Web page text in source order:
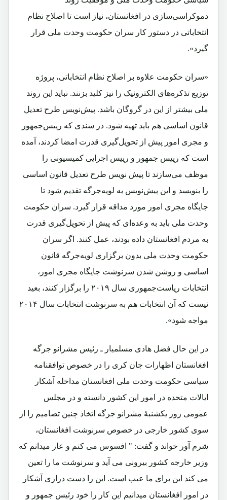
دموکراسی‌سازی در افغانستان، نیاز است تا اصلاح نظام
انتخاباتی در دستور کار سران حکومت وحدت ملی قرار
گیرد».
«سران حکومت علاوه بر اصلاح نظام انتخاباتی، پروژه
توزیع تذکره‌های الکترونیک را نیز کلید بزنند. نباید این روند
ملی بیشتر از این در گروگان باشد. پیش‌نویس طرح تعدیل
قانون اساسی هم باید تهیه شود. در سندی که رییس‌جمهور
و مجری امور پیش از تحویل‌گیری قدرت امضا کردند، آمده
است که رییس ‌‌جمهور و رییس اجرایی کمیسیونی را
موظف می‌سازند تا پیش ‌نویس طرح تعدیل قانون اساسی
را بنویسد و این پیش‌نویس به لویه‌جرگه تقدیم شود تا
جایگاه مجری امور مورد مداقه قرار گیرد. سران حکومت
وحدت ملی باید به وعده‌ای که پیش از تحویل‌گیری قدرت
به مردم افغانستان داده بودند، عمل کنند. اگر سران
حکومت وحدت ملی بدون برگزاری لویه‌جرگه قانون
اساسی و روشن شدن سرنوشت جایگاه مجری امور،
انتخابات ریاست‌جمهوری سال ۲۰۱۹ را برگزار کنند، بعید
نیست که آن انتخابات هم به سرنوشت انتخابات سال ۲۰۱۴
مواجه شود».
در این حال فضل هادی مسلمیار ـ رئیس مشرانو جرگه
افغانستان اظهارات جان کری را در خصوص توافقنامه
سیاسی حکومت وحدت ملی افغانستان مداخله آشکار
ایالات متحده در امور این کشور دانسته و در مجلس
عمومی روز یکشنبۀ مشرانو جرگه اتخاذ چنین تصامیم را از
سوی کشور خارجی در خصوص سرنوشت افغانستان،
شرم آور خواند و گفت: " افسوس می کنم و عار میدانم که
وزیر خارجه کشور بیرونی می آید و سرنوشت ما را تعین
می کند این برای ما عیب است. این را دست درازی آشکار
در امور افغانستان میدانیم این کار را خود رئیس جمهور و